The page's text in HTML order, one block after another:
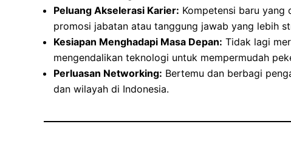
Peluang Akselerasi Karier: Kompetensi baru yang
promosi jabatan atau tanggung jawab yang lebih
Kesiapan Menghadapi Masa Depan: Tidak lagi
mengendalikan teknologi untuk mempermudah
Perluasan Networking: Bertemu dan berbagi
dan wilayah di Indonesia.